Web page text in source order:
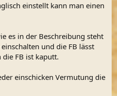
einstellt kann man einen
es in der Beschreibung steht
und die FB lässt
FB ist kaputt.
einschicken Vermutung die